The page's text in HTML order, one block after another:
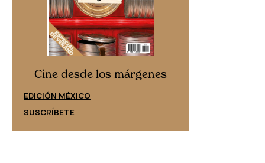
Cine desde los márgenes
EDICIÓN MÉXICO
SUSCRÍBETE